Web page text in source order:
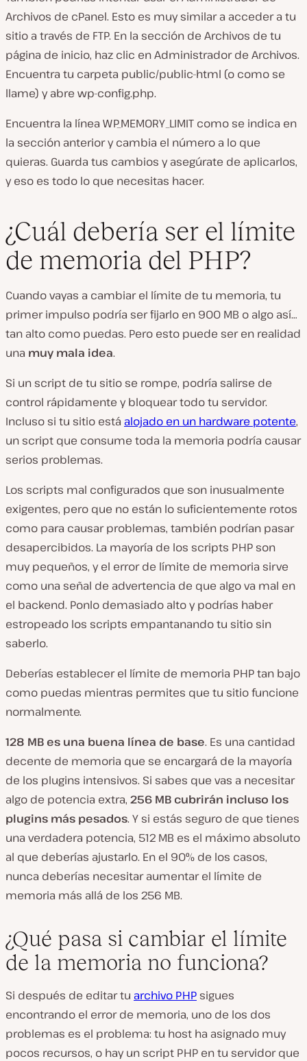
Archivos de cPanel. Esto es muy similar a acceder a tu
sitio a través de FTP. En la sección de Archivos de tu
página de inicio, haz clic en Administradorde Archivos.
Encuentra tu carpeta public/public-html (o como se
llame) y abre wp-config.php.
Encuentra la línea WP_MEMORY_LIMIT como se indica en
la sección anterior y cambia el número a lo que
quieras. Guarda tus cambios y asegúrate de aplicarlos,
y eso es todo lo que necesitas hacer.
¿Cuál debería ser el límite
de memoria del PHP?
Cuando vayas a cambiar el límite de tu memoria, tu
primer impulso podría ser fijarlo en 900 MB o algo así…
tan alto como puedas. Pero esto puede ser en realidad
una muy mala idea.
Si un script de tu sitio se rompe, podría salirse de
control rápidamente y bloquear todo tu servidor.
Incluso si tu sitio está alojado en un hardware potente,
un script que consume toda la memoria podría causar
serios problemas.
Los scripts mal configurados que son inusualmente
exigentes, pero que no están lo suficientemente rotos
como para causar problemas, también podrían pasar
desapercibidos. La mayoría de los scripts PHP son
muy pequeños, y el error de límite de memoria sirve
como una señal de advertencia de que algo va mal en
el backend. Ponlo demasiado alto y podrías haber
estropeado los scripts empantanando tu sitio sin
saberlo.
Deberías establecer el límite de memoria PHP tan bajo
como puedas mientras permites que tu sitio funcione
normalmente.
128 MB es una buena línea de base. Es una cantidad
decente de memoria que se encargará de la mayoría
de los plugins intensivos. Si sabes que vas a necesitar
algo de potencia extra, 256 MB cubrirán incluso los
plugins más pesados. Y si estás seguro de que tienes
una verdadera potencia, 512 MB es el máximo absoluto
al que deberías ajustarlo. En el 90% de los casos,
nunca deberías necesitar aumentar el límite de
memoria más allá de los 256 MB.
¿Qué pasa si cambiar el límite
de la memoria no funciona?
Si después de editar tu archivo PHP sigues
encontrando el error de memoria, uno de los dos
problemas es el problema: tu host ha asignado muy
pocos recursos, o hay un script PHP en tu servidor que